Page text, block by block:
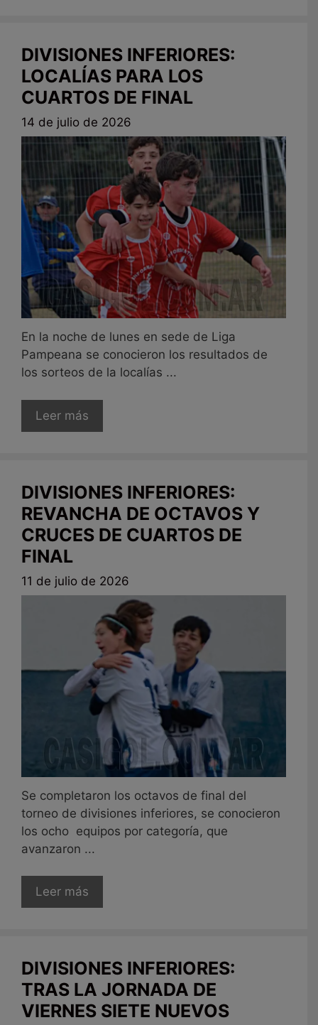
DIVISIONES INFERIORES:
LOCALÍAS PARA LOS
CUARTOS DE FINAL
14 de julio de 2026
En la noche de lunes en sede de Liga
Pampeana se conocieron los resultados de
los sorteos de la localías ...
Leer más
DIVISIONES INFERIORES:
REVANCHA DE OCTAVOS Y
CRUCES DE CUARTOS DE
FINAL
11 de julio de 2026
Se completaron los octavos de final del
torneo de divisiones inferiores, se conocieron
los ocho equipos por categoría, que
avanzaron ...
Leer más
DIVISIONES INFERIORES:
TRAS LA JORNADA DE
VIERNES SIETE NUEVOS